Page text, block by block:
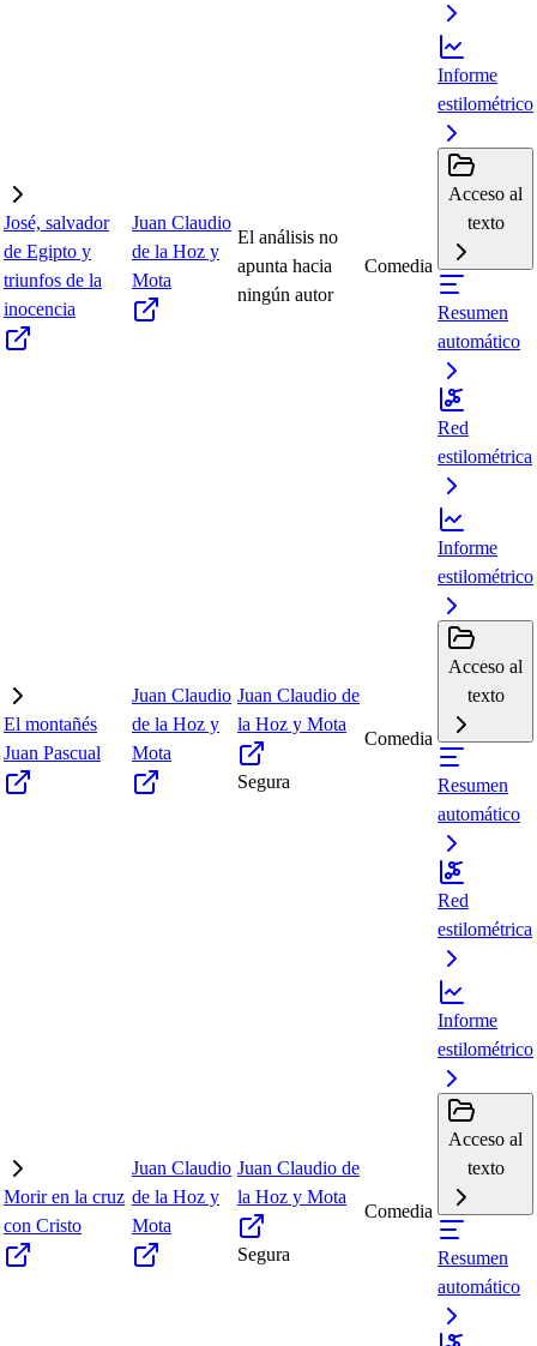
José, salvador
de Egipto y
triunfos de la
inocencia
Juan Claudio
de la Hoz y
Mota
El análisis no
apunta hacia
ningún autor
Comedia
Informe
estilométrico
Acceso al
texto
Resumen
automático
Red
estilométrica
El montañés
Juan Pascual
Juan Claudio
de la Hoz y
Mota
Juan Claudio de
la Hoz y Mota
Segura
Comedia
Informe
estilométrico
Acceso al
texto
Resumen
automático
Red
estilométrica
Morir en la cruz
con Cristo
Juan Claudio
de la Hoz y
Mota
Juan Claudio de
la Hoz y Mota
Segura
Comedia
Informe
estilométrico
Acceso al
texto
Resumen
automático